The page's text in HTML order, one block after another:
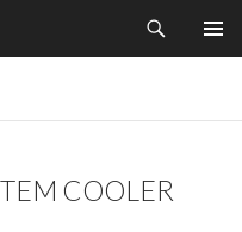
COOLER